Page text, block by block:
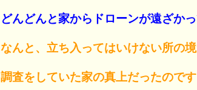
どんどんと家からドローンが遠ざか
なんと、立ち入ってはいけない所の境
調査をしていた家の真上だったのです